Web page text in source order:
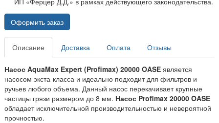
Оформить заказ
Описание Доставка Оплата Отзывы
Насос AquaMax Expert (Profimax) 20000 OASE является
насосом экста-класса и идеально подходит для фильтров и
ручьев любого объема. Данный насос перекачивает крупные
частицы грязи размером до 8 мм. Насос Profimax 20000 OASE
обладает исключительной производительностью и невероятной
прочностью.